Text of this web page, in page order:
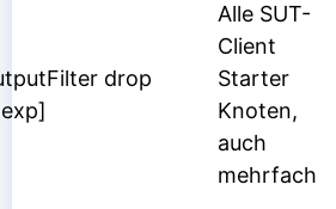
drop
Alle SUT-
Client
Starter
Knoten,
auch
mehrfach